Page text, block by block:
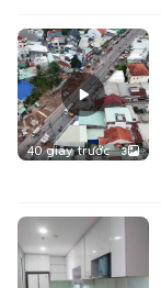
40 giây trước 3